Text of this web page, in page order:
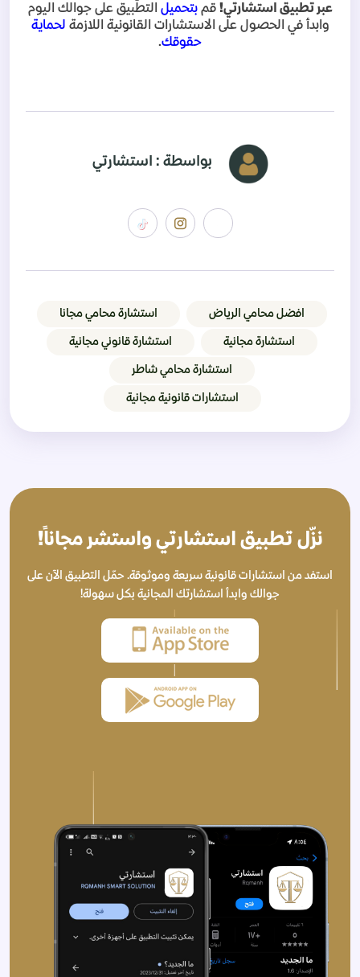
عبر تطبيق استشارتي! قمبتحميل التطبيق على جوالك اليوم
وابدأ في الحصول على الاستشارات القانونية اللازمة لحماية
حقوقك.
بواسطة : استشارتي
افضل محامي الرياض استشارة محامي مجانا
استشارة مجانية استشارة قانوني مجانية
استشارة محامي شاطر
استشارات قانونية مجانية
نزّل تطبيق استشارتي واستشر مجاناً!
استفد من استشارات قانونية سريعة وموثوقة. حمّل التطبيق الآن على
جوالك وابدأ استشارتك المجانية بكل سهولة!